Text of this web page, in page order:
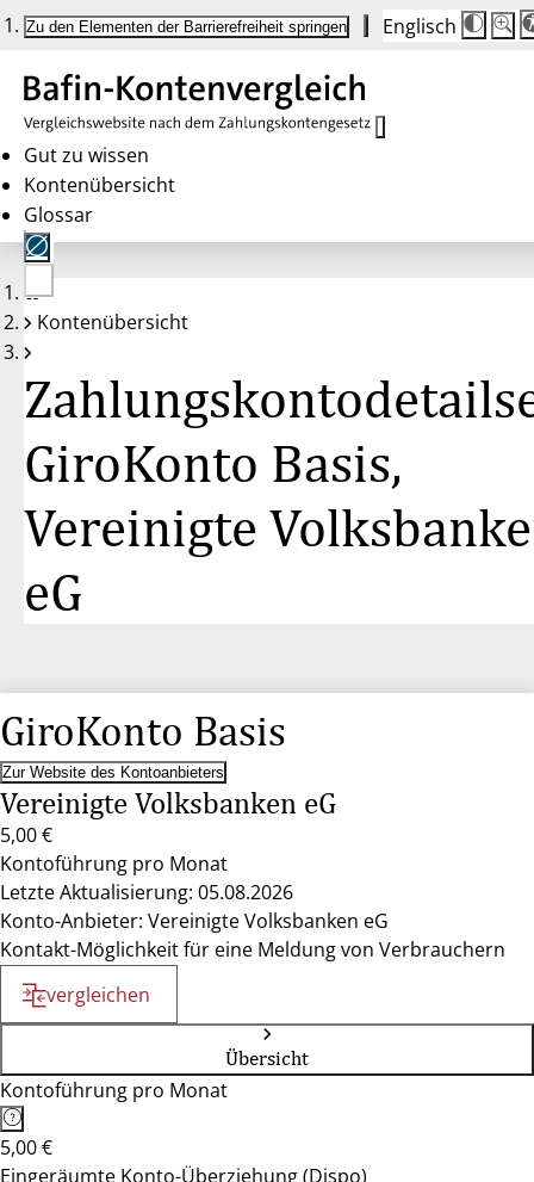
Zu den Elementen der Barrierefreiheit springen Englisch
Die
auf
100
100
Gut zu wissen
Kontenübersicht
Glossar
Keine
Konten
Kontenübersicht
GiroKonto Basis,
Vereinigte
eG
GiroKonto Basis
Zur Website des Kontoanbieters
Vereinigte Volksbanken eG
5,00 €
Kontoführung pro Monat
Letzte Aktualisierung: 05.08.2026
Konto-Anbieter: Vereinigte Volksbanken eG
Kontakt-Möglichkeit für eine Meldung von Verbrauchern
vergleichen
Übersicht
Kontoführung pro Monat
5,00 €
Eingeräumte Konto-Überziehung (Dispo)